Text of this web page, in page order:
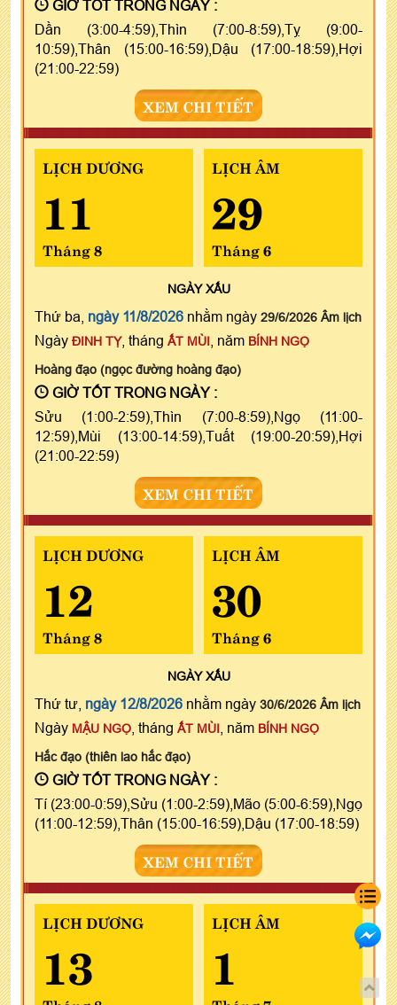
GIỜ TỐT TRONG NGÀY :
Dần (3:00-4:59),Thìn (7:00-8:59),Tỵ (9:00-
10:59),Thân (15:00-16:59),Dậu (17:00-18:59),Hợi
(21:00-22:59)
XEM CHI TIẾT
LỊCH DƯƠNG
11
Tháng 8
LỊCH ÂM
29
Tháng 6
NGÀYXẤU
Thứ ba, ngày 11/8/2026 nhằm ngày 29/6/2026 Âm lịch
Ngày ĐINH TỴ, tháng ẤT MÙI , năm BÍNH NGỌ
Hoàng đạo (ngọc đường hoàng đạo)
GIỜ TỐT TRONG NGÀY :
Sửu (1:00-2:59),Thìn (7:00-8:59),Ngọ (11:00-
12:59),Mùi (13:00-14:59),Tuất (19:00-20:59),Hợi
(21:00-22:59)
XEM CHI TIẾT
LỊCH DƯƠNG
12
Tháng 8
LỊCH ÂM
30
Tháng 6
NGÀYXẤU
Thứ tư, ngày 12/8/2026 nhằm ngày 30/6/2026 Âm lịch
Ngày MẬU NGỌ , tháng ẤT MÙI , năm BÍNH NGỌ
Hắc đạo (thiên lao hắc đạo)
GIỜ TỐT TRONG NGÀY :
Tí (23:00-0:59),Sửu (1:00-2:59),Mão (5:00-6:59),Ngọ
(11:00-12:59),Thân (15:00-16:59),Dậu (17:00-18:59)
XEM CHI TIẾT
LỊCH DƯƠNG
13
LỊCH ÂM
1